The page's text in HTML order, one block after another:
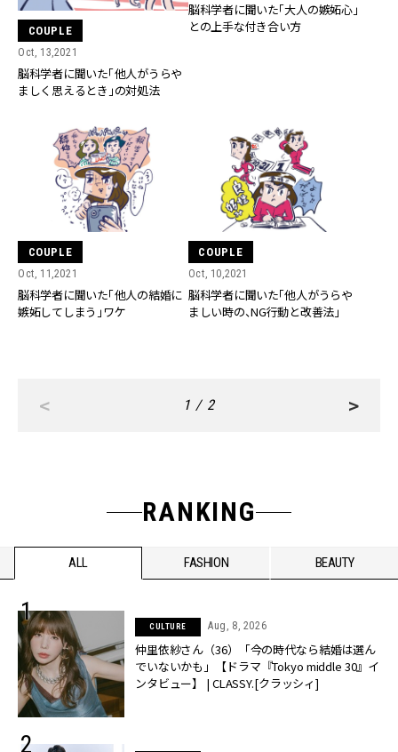
COUPLE
Oct, 13,2021
脳科学者に聞いた「他人がうらや
ましく思えるとき」の対処法
脳科学者に聞いた「大人の嫉妬心」
との上手な付き合い方
COUPLE
Oct, 11,2021
脳科学者に聞いた「他人の結婚に
嫉妬してしまう」ワケ
COUPLE
Oct, 10,2021
脳科学者に聞いた「他人がうらや
ましい時の、NG行動と改善法」
< 1 / 2 >
RANKING
ALL FASHION BEAUTY
CULTURE Aug, 8, 2026
仲里依紗さん（36）「今の時代なら結婚は選ん
でいないかも」【ドラマ『Tokyo middle 30』イ
ンタビュー】 | CLASSY.[クラッシィ]